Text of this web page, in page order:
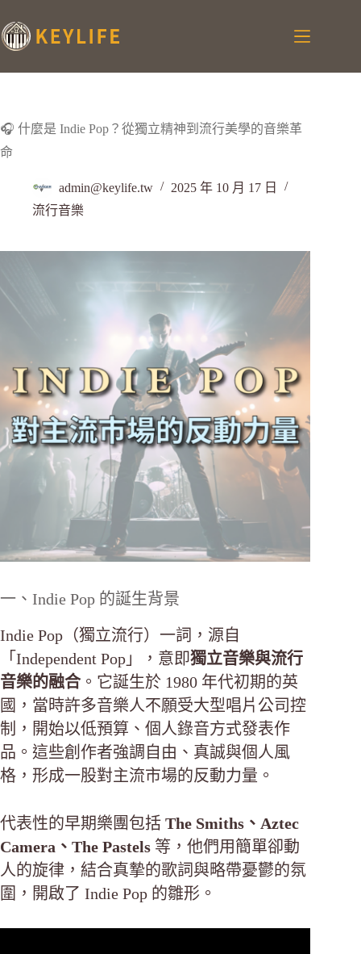
🎧 什麼是 Indie Pop？從獨立精神到流行美學的音樂革
命
admin@keylife.tw
2025 年 10 月 17 日
流行音樂
一、Indie Pop 的誕生背景
Indie Pop（獨立流行）一詞，源自
「Independent Pop」，意即獨立音樂與流行
音樂的融合 。它誕生於 1980 年代初期的英
國，當時許多音樂人不願受大型唱片公司控
制，開始以低預算、個人錄音方式發表作
品。這些創作者強調自由、真誠與個人風
格，形成一股對主流市場的反動力量。
代表性的早期樂團包括 The Smiths、Aztec
Camera、The Pastels 等，他們用簡單卻動
人的旋律，結合真摯的歌詞與略帶憂鬱的氛
圍，開啟了 Indie Pop 的雛形。